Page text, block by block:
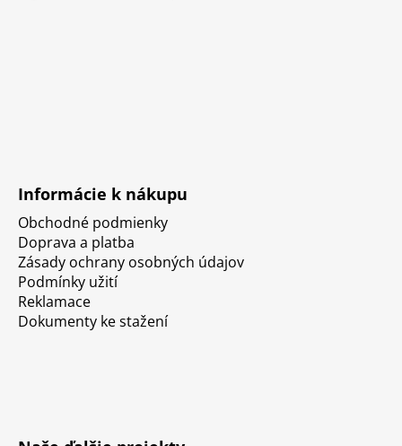
Informácie k nákupu
Obchodné podmienky
Doprava a platba
Zásady ochrany osobných údajov
Podmínky užití
Reklamace
Dokumenty ke stažení